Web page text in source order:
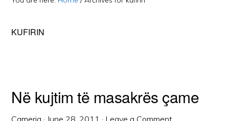
Dedikuar
KUFIRIN
Në kujtim të masakrës çame
Cameria · June 28, 2011 · Leave a Comment